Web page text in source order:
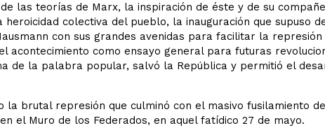
las teorías de Marx, la inspiración de éste y de su
colectiva del pueblo, la inauguración que supuso
con sus grandes avenidas para facilitar la
acontecimiento como ensayo general para futuras
de la palabra popular, salvó la República y permitió el
la brutal represión que culminó con el masivo fusilamiento
el Muro de los Federados, en aquel fatídico 27 de mayo.